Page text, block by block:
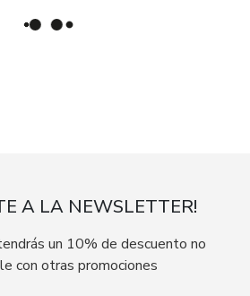
A LA NEWSLETTER!
un 10% de descuento no
con otras promociones